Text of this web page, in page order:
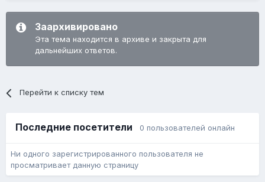
Заархивировано
Эта тема находится в архиве и закрыта для
дальнейших ответов.
Перейти к списку тем
Последние посетители 0 пользователей онлайн
Ни одного зарегистрированного пользователя не
просматривает данную страницу